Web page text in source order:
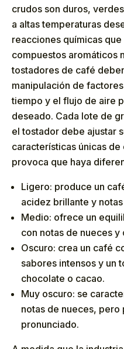
crudos son duros,
a altas temperaturas
reacciones químicas
compuestos aromáticos
tostadores de café
manipulación de
tiempo y el flujo de aire
deseado. Cada lote de
el tostador debe ajustar
características únicas
provoca que haya
Ligero: produce un
acidez brillante y
Medio: ofrece un
con notas de nueces y
Oscuro: crea un café
sabores intensos y un
chocolate o cacao.
Muy oscuro: se
notas de nueces, pero
pronunciado.